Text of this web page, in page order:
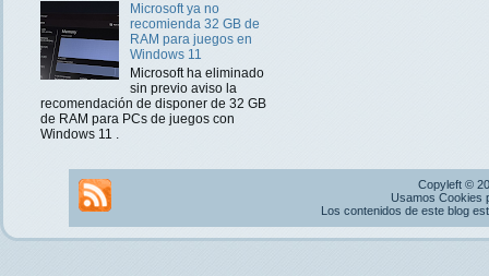
Microsoft ya no
recomienda 32 GB de
RAM para juegos en
Windows 11
Microsoft ha eliminado
sin previo aviso la
recomendación de disponer de 32 GB
de RAM para PCs de juegos con
Windows 11 .
Copyleft ©
Usamos Cookies
Los contenidos de este blog